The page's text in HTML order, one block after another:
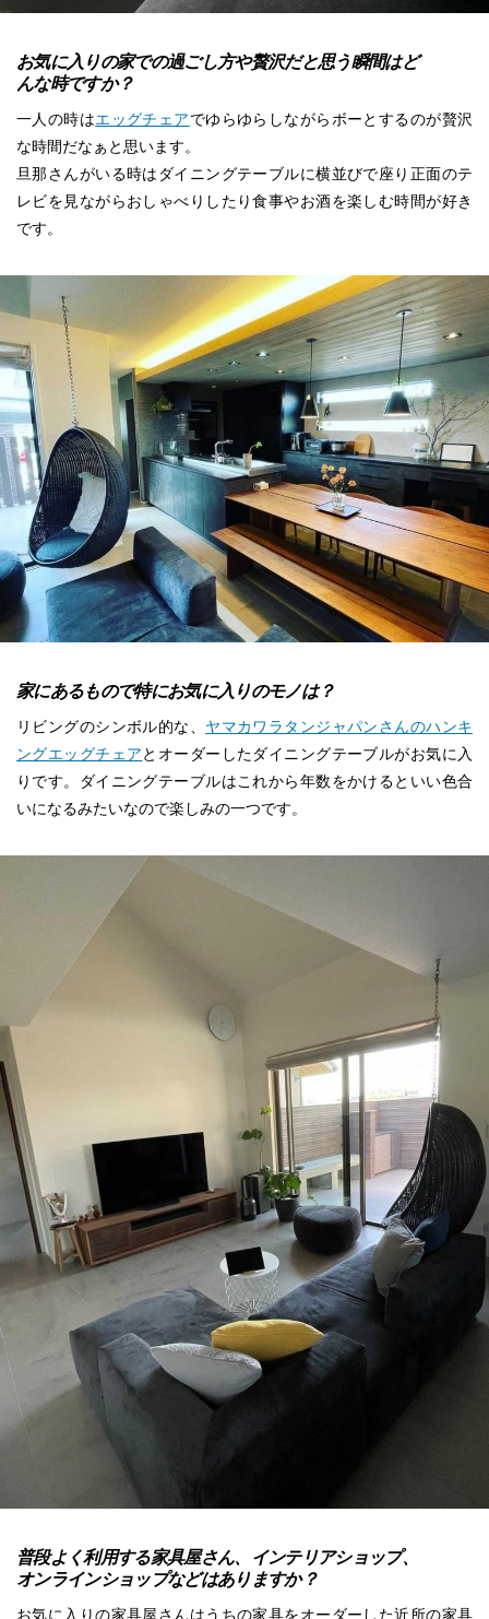
お気に入りの家での過ごし方や贅沢だと思う瞬間はど
んな時ですか？
一人の時はエッグチェア でゆらゆらしながらボーとするのが贅沢
な時間だなぁと思います。
旦那さんがいる時はダイニングテーブルに横並びで座り正面のテ
レビを見ながらおしゃべりしたり食事やお酒を楽しむ時間が好き
です。
家にあるもので特にお気に入りのモノは？
リビングのシンボル的な、 ヤマカワラタンジャパンさんのハンキ
ングエッグチェア とオーダーしたダイニングテーブルがお気に入
りです。ダイニングテーブルはこれから年数をかけるといい色合
いになるみたいなので楽しみの一つです。
普段よく利用する家具屋さん、インテリアショップ、
オンラインショップなどはありますか？
お気に入りの家具屋さんはうちの家具をオーダーした近所の家具